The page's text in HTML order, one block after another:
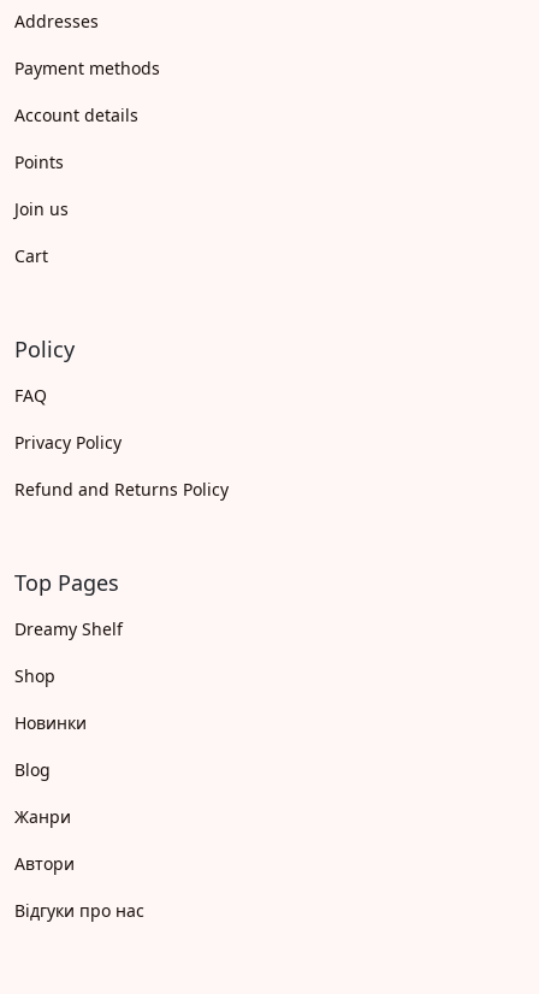
Addresses
Payment methods
Account details
Points
Join us
Cart
Policy
FAQ
Privacy Policy
Refund and Returns Policy
Top Pages
Dreamy Shelf
Shop
Новинки
Blog
Жанри
Автори
Відгуки про нас